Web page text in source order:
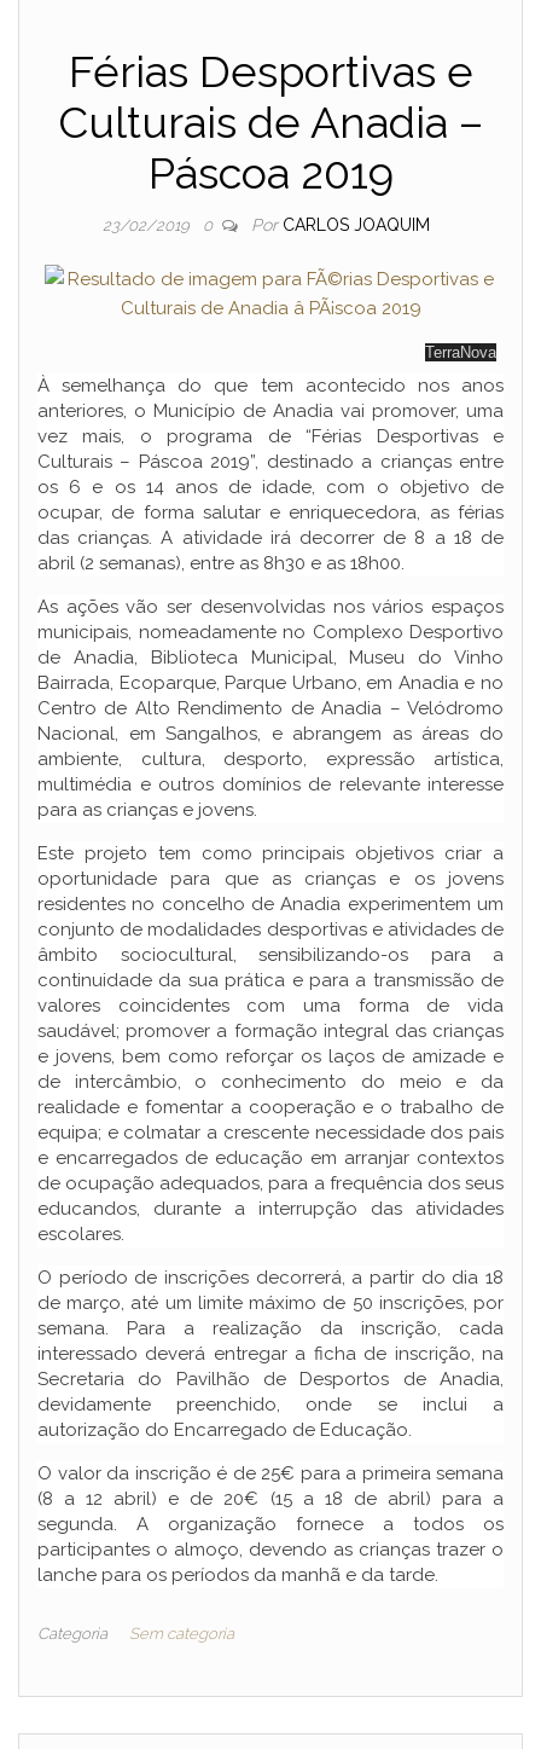
Férias Desportivas e
Culturais de Anadia –
Páscoa 2019
23/02/2019 0 Por CARLOS JOAQUIM
TerraNova
À semelhança do que tem acontecido nos anos
anteriores, o Município de Anadia vai promover, uma
vez mais, o programa de “Férias Desportivas e
Culturais – Páscoa 2019”, destinado a crianças entre
os 6 e os 14 anos de idade, com o objetivo de
ocupar, de forma salutar e enriquecedora, as férias
das crianças. A atividade irá decorrer de 8 a 18 de
abril (2 semanas), entre as 8h30 e as 18h00.
As ações vão ser desenvolvidas nos vários espaços
municipais, nomeadamente no Complexo Desportivo
de Anadia, Biblioteca Municipal, Museu do Vinho
Bairrada, Ecoparque, Parque Urbano, em Anadia e no
Centro de Alto Rendimento de Anadia – Velódromo
Nacional, em Sangalhos, e abrangem as áreas do
ambiente, cultura, desporto, expressão artística,
multimédia e outros domínios de relevante interesse
para as crianças e jovens.
Este projeto tem como principais objetivos criar a
oportunidade para que as crianças e os jovens
residentes no concelho de Anadia experimentem um
conjunto de modalidades desportivas e atividades de
âmbito sociocultural, sensibilizando-os para a
continuidade da sua prática e para a transmissão de
valores coincidentes com uma forma de vida
saudável; promover a formação integral das crianças
e jovens, bem como reforçar os laços de amizade e
de intercâmbio, o conhecimento do meio e da
realidade e fomentar a cooperação e o trabalho de
equipa; e colmatar a crescente necessidade dos pais
e encarregados de educação em arranjar contextos
de ocupação adequados, para a frequência dos seus
educandos, durante a interrupção das atividades
escolares.
O período de inscrições decorrerá, a partir do dia 18
de março, até um limite máximo de 50 inscrições, por
semana. Para a realização da inscrição, cada
interessado deverá entregar a ficha de inscrição, na
Secretaria do Pavilhão de Desportos de Anadia,
devidamente preenchido, onde se inclui a
autorização do Encarregado de Educação.
O valor da inscrição é de 25€ para a primeira semana
(8 a 12 abril) e de 20€ (15 a 18 de abril) para a
segunda. A organização fornece a todos os
participantes o almoço, devendo as crianças trazer o
lanche para os períodos da manhã e da tarde.
Categoria Sem categoria